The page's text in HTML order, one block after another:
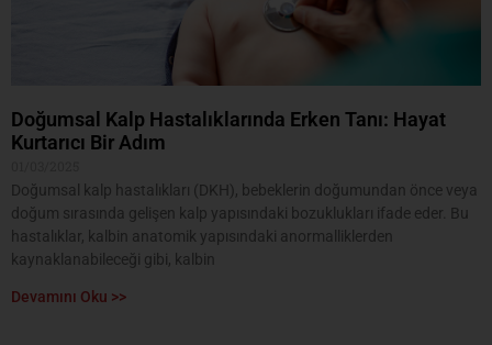
Doğumsal Kalp Hastalıklarında Erken Tanı: Hayat
Kurtarıcı Bir Adım
Doğumsal kalp hastalıkları (DKH), bebeklerin doğumundan önce veya
doğum sırasında gelişen kalp yapısındaki bozuklukları ifade eder. Bu
hastalıklar, kalbin anatomik yapısındaki anormalliklerden
kaynaklanabileceği gibi, kalbin
Devamını Oku >>